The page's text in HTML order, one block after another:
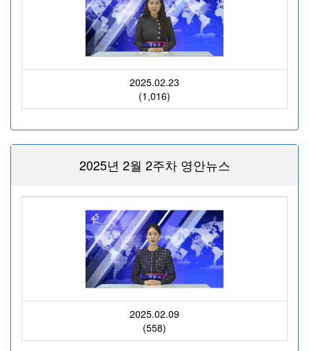
2025.02.23
(1,016)
2025년 2월 2주차 영안뉴스
2025.02.09
(558)